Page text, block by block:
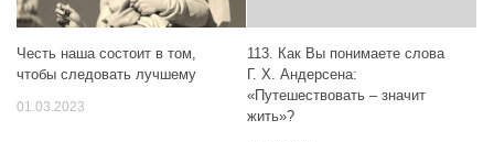
Честь наша состоит в том,
чтобы следовать лучшему
01.03.2023
113. Как Вы понимаете слова
Г. Х. Андерсена:
«Путешествовать – значит
жить»?